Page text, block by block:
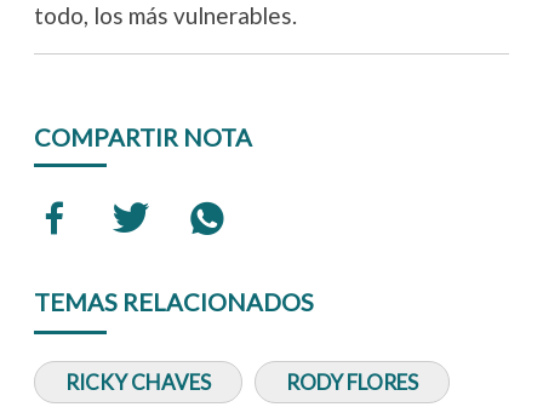
todo, los más vulnerables.
COMPARTIR NOTA
TEMAS RELACIONADOS
RICKY CHAVES RODY FLORES